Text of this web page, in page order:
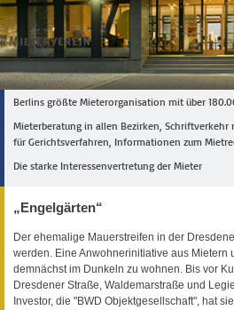
Berlins größte Mieterorganisation mit über
Mieterberatung in allen Bezirken, Schriftverkehr
für Gerichtsverfahren, Informationen zum
Die starke Interessenvertretung der Mieter
„Engelgärten“
Der ehemalige Mauerstreifen in der
werden. Eine Anwohnerinitiative aus Mietern
demnächst im Dunkeln zu wohnen. Bis vor
Dresdener Straße, Waldemarstraße und
Investor, die "BWD Objektgesellschaft", hat